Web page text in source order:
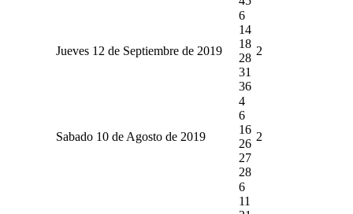
Jueves 12 de Septiembre de 2019
6
14
18
28
31
36
2
Sabado 10 de Agosto de 2019
4
6
16
26
27
28
2
6
11